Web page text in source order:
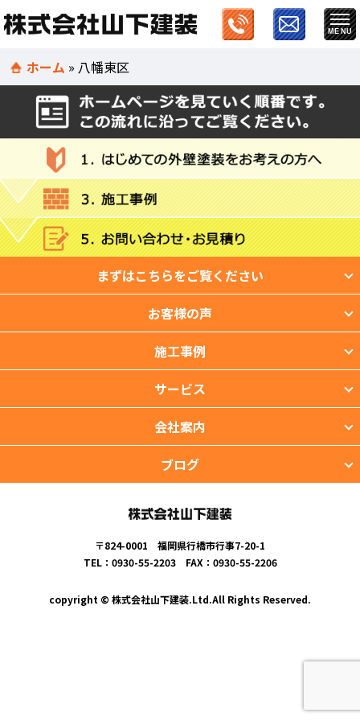
ホーム » 八幡東区
まずはこちらをご覧ください
お客様の声
施工事例
サービス
会社案内
ブログ
〒824-0001 福岡県行橋市行事7-20-1
TEL：0930-55-2203 FAX：0930-55-2206
copyright © 株式会社山下建装.Ltd.All Rights Reserved.